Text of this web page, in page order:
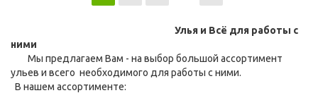
Улья и Всё для работы с
ними
Мы предлагаем Вам - на выбор большой ассортимент
ульев и всего необходимого для работы с ними.
В нашем ассортименте: